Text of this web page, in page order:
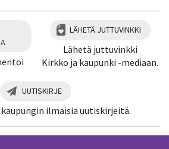
LÄHETÄ JUTTUVINKKI
Lähetä juttuvinkki
Kirkko ja kaupunki -mediaan.
UUTISKIRJE
ilmaisia uutiskirjeitä.